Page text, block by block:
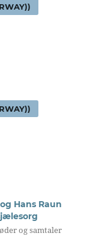
Hans Raun
og samtaler